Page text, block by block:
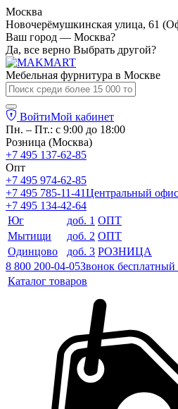
Москва
Новочерёмушкинская улица, 61
Ваш город — Москва?
Да, все верно Выбрать другой?
Мебельная фурнитура в Москве
ВойтиМой кабинет
Пн. – Пт.: с 9:00 до 18:00
Розница (Москва)
+7 495 137-62-85
Опт
+7 495 974-62-85
+7 495 785-11-41Центральный офис
+7 495 134-42-64
Юг
доб. 1 ОПТ
Мытищи
доб. 2 ОПТ
Одинцово
доб. 3 РОЗНИЦА
8 800 200-04-05Звонок бесплатный
Каталог товаров